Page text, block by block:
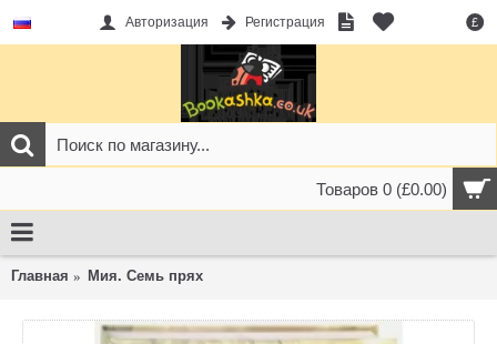
£
Авторизация Регистрация
Товаров 0 (£0.00)
Главная Мия. Семь прях